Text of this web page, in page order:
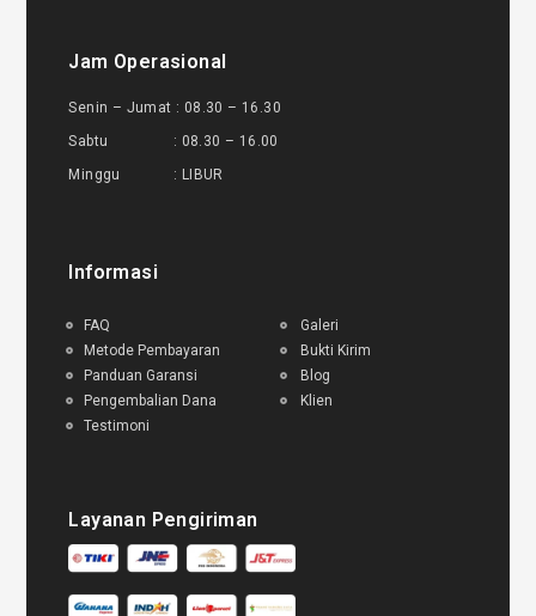
Jam Operasional
Senin – Jumat : 08.30 – 16.30
Sabtu : 08.30 – 16.00
Minggu : LIBUR
Informasi
FAQ
Metode Pembayaran
Panduan Garansi
Pengembalian Dana
Testimoni
Galeri
Bukti Kirim
Blog
Klien
Layanan Pengiriman